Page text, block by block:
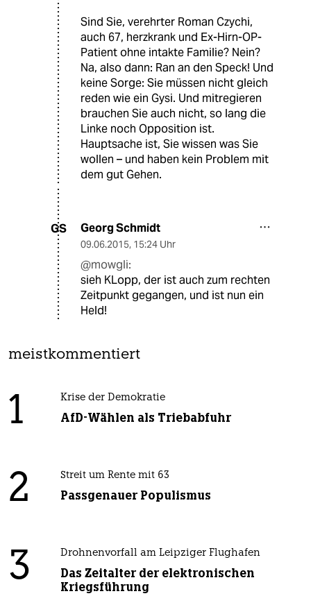
Sind Sie, verehrter Roman Czychi,
auch 67, herzkrank und Ex-Hirn-OP-
Patient ohne intakte Familie? Nein?
Na, also dann: Ran an den Speck! Und
keine Sorge: Sie müssen nicht gleich
reden wie ein Gysi. Und mitregieren
brauchen Sie auch nicht, so lang die
Linke noch Opposition ist.
Hauptsache ist, Sie wissen was Sie
wollen – und haben kein Problem mit
dem gut Gehen.
GS Georg Schmidt
09.06.2015, 15:24 Uhr
@mowgli:
sieh KLopp, der ist auch zum rechten
Zeitpunkt gegangen, und ist nun ein
Held!
meistkommentiert
1 Krise der Demokratie
AfD-Wählen als Triebabfuhr
2 Streit um Rente mit 63
Passgenauer Populismus
3 Drohnenvorfall am Leipziger Flughafen
Das Zeitalter der elektronischen
Kriegsführung